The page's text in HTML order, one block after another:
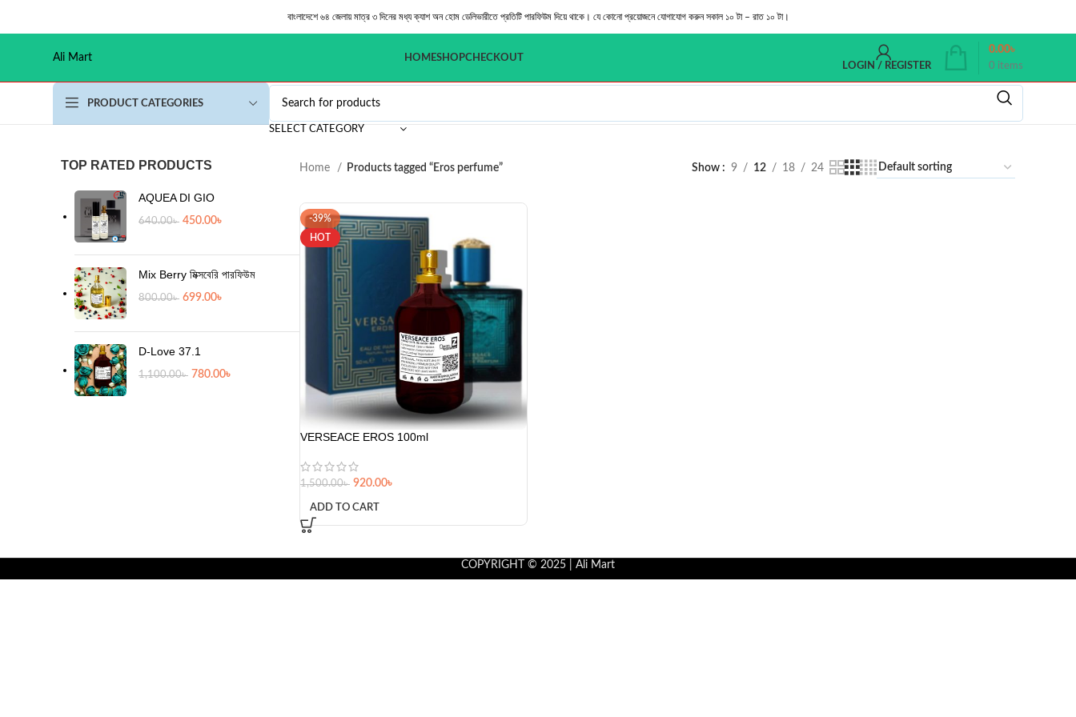
বাংলাদেশে ৬৪ জেলায় মাত্র ৩ দিনের মধ্য ক্যাশ অন হোম ডেলিভারীতে প্রতিটি পারফিউম দিয়ে থাকে। যে কোনো প্রয়োজনে যোগাযোগ করুন সকাল ১০ টা – রাত ১০ টা।
Ali Mart HOMESHOPCHECKOUT
LOGIN / REGISTER
0 items
0.00৳
PRODUCT CATEGORIES
SELECT CATEGORY
TOP RATED PRODUCTS
AQUEA DI GIO
640.00৳ 450.00৳
Mix Berry মিক্সবেরি পারফিউম
800.00৳ 699.00৳
D-Love 37.1
1,100.00৳ 780.00৳
Home Products tagged “Eros perfume” Show 9 12 18 24
-39%
HOT
VERSEACE EROS 100ml
1,500.00৳ 920.00৳
ADD TO CART
COPYRIGHT © 2025 | Ali Mart